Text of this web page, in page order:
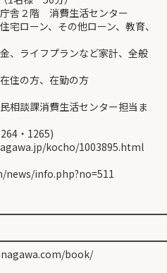
舎２階 消費生活センター
ローン、その他ローン、教育、
プランなど家計、全般
住の方、在勤の方
相談課消費生活センター担当ま
・1265)
kocho/1003895.html
info.php?no=511
book/